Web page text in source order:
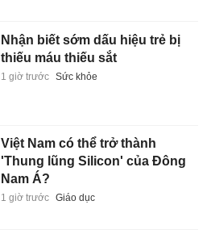
Nhận biết sớm dấu hiệu trẻ bị
thiếu máu thiếu sắt
1 giờ trước Sức khỏe
Việt Nam có thể trở thành
'Thung lũng Silicon' của Đông
Nam Á?
1 giờ trước Giáo dục